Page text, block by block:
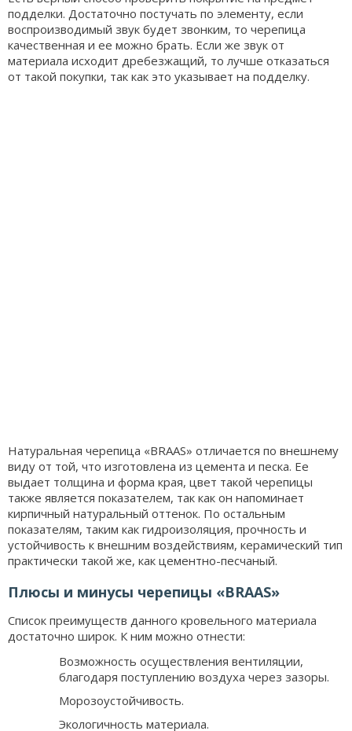
подделки. Достаточно постучать по элементу, если
воспроизводимый звук будет звонким, то черепица
качественная и ее можно брать. Если же звук от
материала исходит дребезжащий, то лучше отказаться
от такой покупки, так как это указывает на подделку.
Натуральная черепица «BRAAS» отличается по внешнему
виду от той, что изготовлена из цемента и песка. Ее
выдает толщина и форма края, цвет такой черепицы
также является показателем, так как он напоминает
кирпичный натуральный оттенок. По остальным
показателям, таким как гидроизоляция, прочность и
устойчивость к внешним воздействиям, керамический тип
практически такой же, как цементно-песчаный.
Плюсы и минусы черепицы «BRAAS»
Список преимуществ данного кровельного материала
достаточно широк. К ним можно отнести:
Возможность осуществления вентиляции,
благодаря поступлению воздуха через зазоры.
Морозоустойчивость.
Экологичность материала.